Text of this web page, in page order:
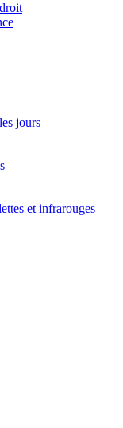
jours
et infrarouges